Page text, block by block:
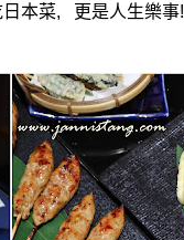
日本菜, 更是人生樂事!